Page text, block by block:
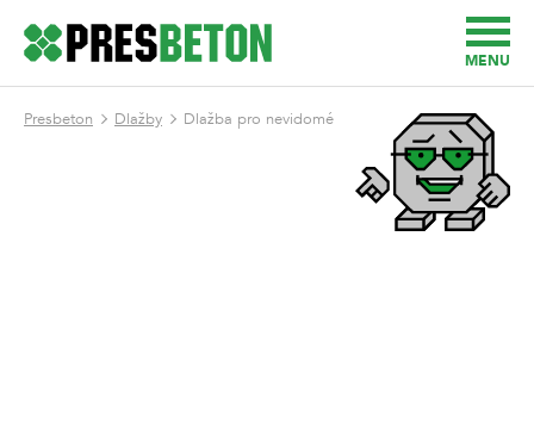
MENU
Presbeton Dlažby Dlažba pro nevidomé